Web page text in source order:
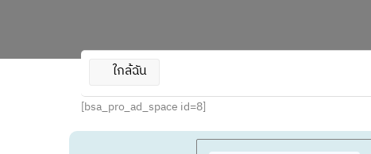
ใกล้ฉัน
[bsa_pro_ad_space id=8]